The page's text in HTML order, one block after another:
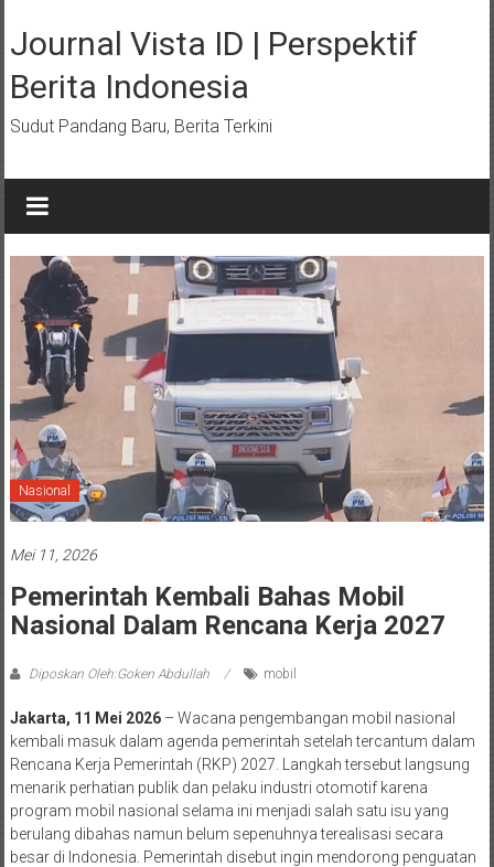
konten
Journal Vista ID | Perspektif
Berita Indonesia
Sudut Pandang Baru, Berita Terkini
Nasional
Mei 11, 2026
Pemerintah Kembali Bahas Mobil
Nasional Dalam Rencana Kerja 2027
Diposkan Oleh:Goken Abdullah mobil
Jakarta, 11 Mei 2026– Wacana pengembangan mobil nasional
kembali masuk dalam agenda pemerintah setelah tercantum dalam
Rencana Kerja Pemerintah (RKP) 2027. Langkah tersebut langsung
menarik perhatian publik dan pelaku industri otomotif karena
program mobil nasional selama ini menjadi salah satu isu yang
berulang dibahas namun belum sepenuhnya terealisasi secara
besar di Indonesia. Pemerintah disebut ingin mendorong penguatan